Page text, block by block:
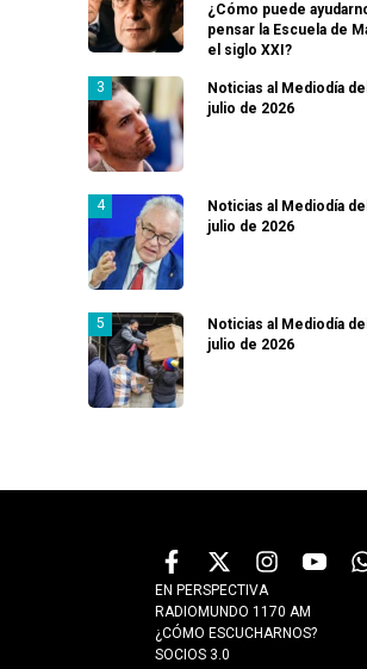
¿Cómo puede
pensar la Escuela de
el siglo XXI?
Noticias al Mediodía
julio de 2026
Noticias al Mediodía
julio de 2026
Noticias al Mediodía
julio de 2026
EN PERSPECTIVA
RADIOMUNDO 1170 AM
¿CÓMO ESCUCHARNOS?
SOCIOS 3.0